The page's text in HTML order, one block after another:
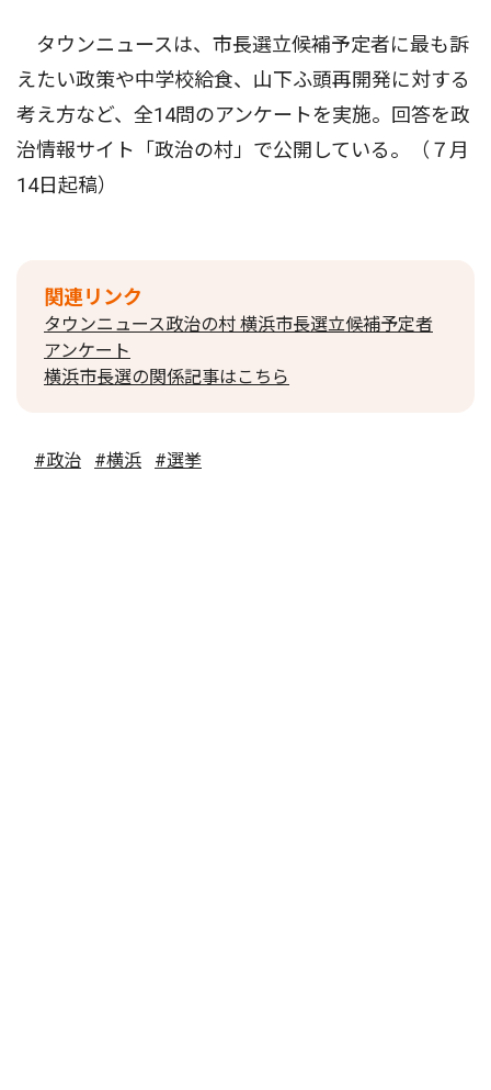
タウンニュースは、市長選立候補予定者に最も訴
えたい政策や中学校給食、山下ふ頭再開発に対する
考え方など、全14問のアンケートを実施。回答を政
治情報サイト「政治の村」で公開している。（７月
14日起稿）
関連リンク
タウンニュース政治の村 横浜市長選立候補予定者
アンケート
横浜市長選の関係記事はこちら
#政治 #横浜 #選挙